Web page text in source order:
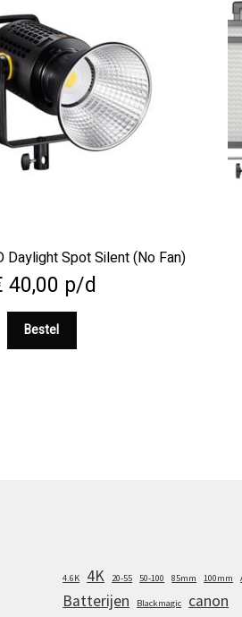
Daylight Spot Silent (No Fan)
40,00 p/d
Bestel
4.6K 4K 20-55 50-100 85mm 100mm
Batterijen Blackmagic
canon